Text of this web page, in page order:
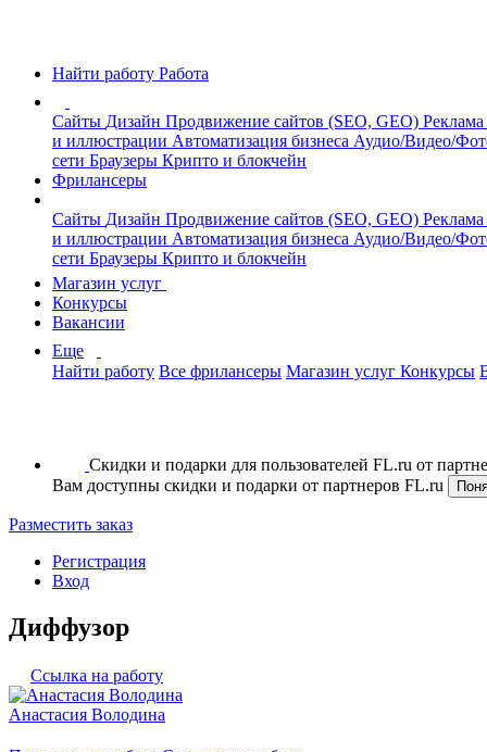
Найти работу Работа
Сайты Дизайн Продвижение сайтов (SEO, GEO)
и иллюстрации Автоматизация бизнеса Аудио/Видео/
сети Браузеры Крипто и блокчейн
Фрилансеры
Сайты Дизайн Продвижение сайтов (SEO, GEO)
и иллюстрации Автоматизация бизнеса Аудио/Видео/
сети Браузеры Крипто и блокчейн
Магазин услуг
Конкурсы
Вакансии
Еще
Найти работу Все фрилансеры Магазин услуг Конкурсы
Скидки и подарки для пользователей FL.ru от
Вам доступны скидки и подарки от партнеров FL.ru
Разместить заказ
Регистрация
Вход
Диффузор
Ссылка на работу
Анастасия Володина